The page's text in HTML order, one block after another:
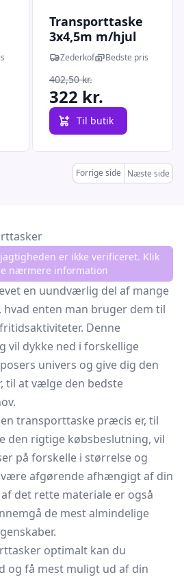
Transporttaske
3x4,5m m/hjul
Zederkof Bedste pris
402,50 kr.
322 kr.
Til butik
Forrige side Næste side
er ikke verificeret. Klik
nærmere information
en uundværlig del af mange
hvad enten man bruger dem til
Denne
vil dykke ned i forskellige
univers og give dig den
til at vælge den bedste
transporttaske præcis er, til
den rigtige købsbeslutning, vil
på forskelle i størrelse og
afgørende afhængigt af din
det rette materiale er også
de mest almindelige
optimalt kan du
og få mest muligt ud af din